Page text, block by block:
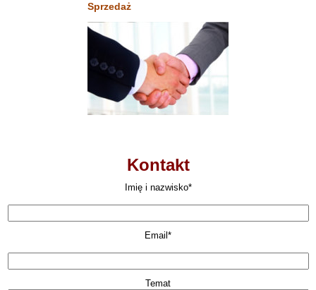
Sprzedaż
Kontakt
Imię i nazwisko*
Email*
Temat